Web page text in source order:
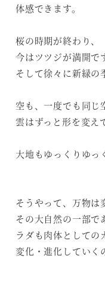
体感できます。
桜の時期が終わり、
今はツツジが満開で
そして徐々に新緑の
空も、一度でも同じ
雲はずっと形を変え
大地もゆっくりゆっ
そうやって、万物は
その大自然の一部で
ラダも肉体としての
変化・進化していく